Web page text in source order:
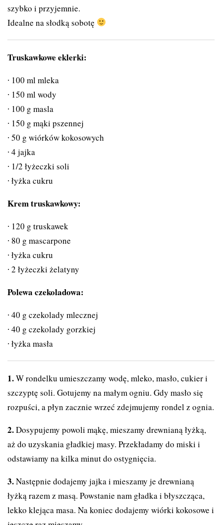
szybko i przyjemnie.
Idealne na słodką sobotę
Truskawkowe eklerki:
100 ml mleka
150 ml wody
100 g masla
150 g mąki pszennej
50 g wiórków kokosowych
4 jajka
1/2 łyżeczki soli
łyżka cukru
Krem truskawkowy:
120 g truskawek
80 g mascarpone
łyżka cukru
2 łyżeczki żelatyny
Polewa czekoladowa:
40 g czekolady mlecznej
40 g czekolady gorzkiej
łyżka masła
W rondelku umieszczamy wodę, mleko, masło, cukier i
szczyptę soli. Gotujemy na małym ogniu. Gdy masło się
rozpuści, a płyn zacznie wrzeć zdejmujemy rondel z ognia.
Dosypujemy powoli mąkę, mieszamy drewnianą łyżką,
aż do uzyskania gładkiej masy. Przekładamy do miski i
odstawiamy na kilka minut do ostygnięcia.
Następnie dodajemy jajka i mieszamy je drewnianą
łyżką razem z masą. Powstanie nam gładka i błyszcząca,
lekko klejąca masa. Na koniec dodajemy wiórki kokosowe i